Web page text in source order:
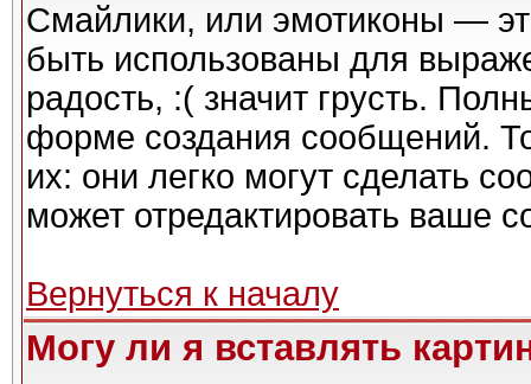
Смайлики, или эмотиконы —
быть использованы для
радость, :( значит грусть.
форме создания сообщений.
их: они легко могут сделать
может отредактировать ваше
Вернуться к началу
Могу ли я вставлять